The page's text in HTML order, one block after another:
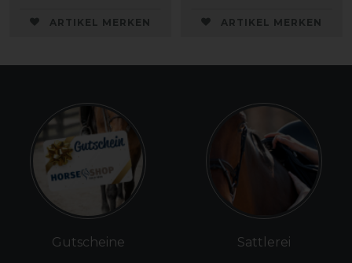
ARTIKEL MERKEN ARTIKEL MERKEN
Gutscheine Sattlerei